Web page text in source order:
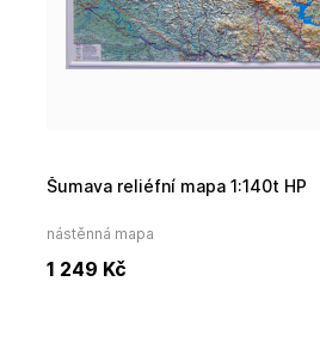
Šumava reliéfní mapa 1:140t HP
nástěnná mapa
1 249 Kč